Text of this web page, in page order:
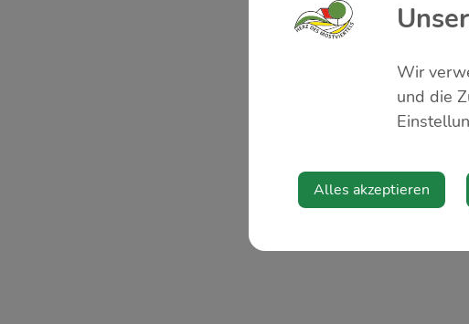
Wir
und die
Alles akzeptieren